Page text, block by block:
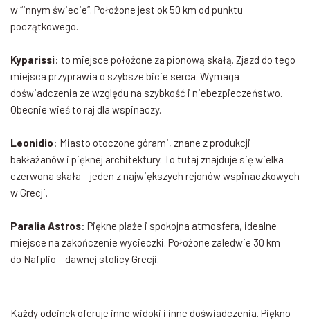
w “innym świecie”. Położone jest ok 50 km od punktu
początkowego.
Kyparissi: to miejsce położone za pionową skałą. Zjazd do tego
miejsca przyprawia o szybsze bicie serca. Wymaga
doświadczenia ze względu na szybkość i niebezpieczeństwo.
Obecnie wieś to raj dla wspinaczy.
Leonidio: Miasto otoczone górami, znane z produkcji
bakłażanów i pięknej architektury. To tutaj znajduje się wielka
czerwona skała – jeden z największych rejonów wspinaczkowych
w Grecji.
Paralia Astros: Piękne plaże i spokojna atmosfera, idealne
miejsce na zakończenie wycieczki. Położone zaledwie 30 km
do Nafplio – dawnej stolicy Grecji.
Każdy odcinek oferuje inne widoki i inne doświadczenia. Piękno